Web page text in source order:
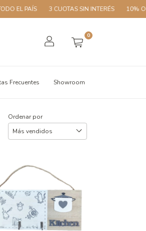
3 CUOTAS SIN INTERÉS 10% OFF CON
0
Frecuentes Showroom
Ordenar por